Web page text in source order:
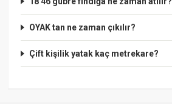
OYAK tan ne zaman çıkılır?
Çift kişilik yatak kaç metrekare?